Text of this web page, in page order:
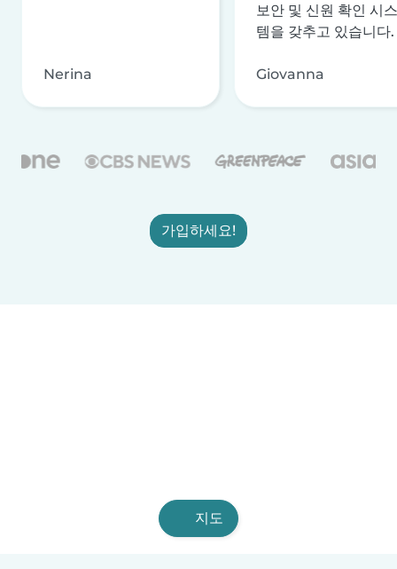
Nerina
보안 및 신원 확인 시스
템을 갖추고 있습니다.
Giovanna
가입하세요!
지도